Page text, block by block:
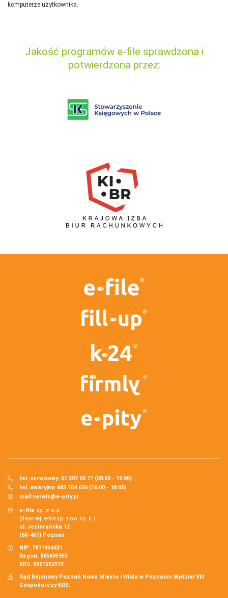
komputerze użytkownika.
Jakość programów e-file sprawdzona i
potwierdzona przez:
tel. serwisowy: 61 307 00 77 (08:00 - 16:00)
tel. awaryjny: 883 784 626 (16:00 - 18:00)
mail:serwis@e-pity.pl
e-file sp. z o.o.
(dawniej: e-file sp. z o.o. sp. k.)
ul. Jeziorańska 12
(60-461) Poznań
NIP: 7811934421
Regon: 365695953
KRS: 0001202973
Sąd Rejonowy Poznań Nowe Miasto i Wilda w Poznaniu Wydział VIII
Gospodarczy KRS.